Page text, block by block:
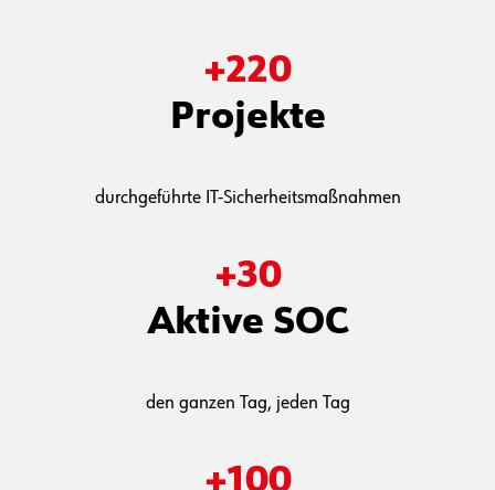
+220
durchgeführte IT-Sicherheitsmaßnahmen
+30